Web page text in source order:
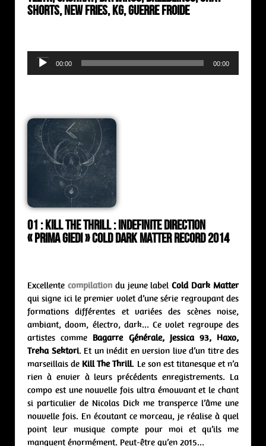
Shorts, New Fries, KG, Guerre Froide
Audio
Player
00:00 00:00
01 : Kill The Thrill : indefinite direction
« Prima Giedi » Cold Dark Matter Record 2014
Excellente compilationdu jeune labelCold Dark Matter
qui signe ici le premier volet d’une série regroupant des
formations différentes et variées des scènes noise,
ambiant, doom, électro, dark… Ce volet regroupe des
artistes comme Bagarre Générale, Jessica 93, Haxo,
Treha Sektori. Et un inédit en version live d’un titre des
marseillais de Kill The Thrill. Le son est titanesque et n’a
rien à envier à leurs précédents enregistrements. La
compo est une nouvelle fois ultra émouvant et le chant
si particulier de Nicolas Dick me transperce l’âme une
nouvelle fois. En écoutant ce morceau, je réalise à quel
point leur musique compte pour moi et qu’ils me
manquent énormément. Peut-être qu’en 2015…